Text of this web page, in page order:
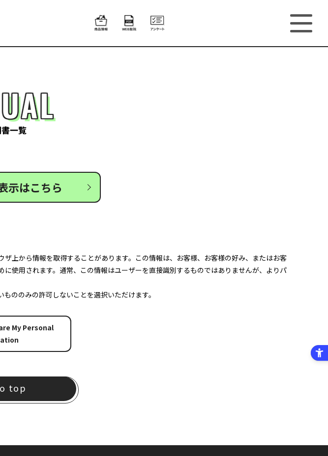
一覧
示はこちら
上から情報を取得することがあります。この情報は、お客様、お客様の好み、またはお客
使用されます。通常、この情報はユーザーを直接識別するものではありませんが、よりパ
ののみの許可しないことを選択いただけます。
My Personal
top